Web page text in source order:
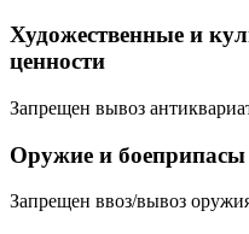
Художественные и
ценности
Запрещен вывоз
Оружие и боеприпасы
Запрещен ввоз/вывоз